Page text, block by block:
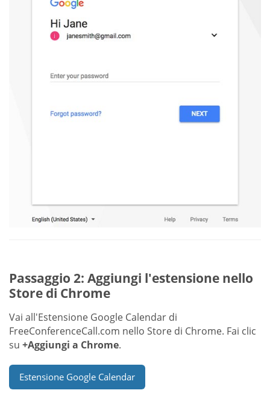
Passaggio 2: Aggiungi l'estensione nello
Store di Chrome
Vai all'Estensione Google Calendar di
FreeConferenceCall.com nello Store di Chrome. Fai clic
su +Aggiungi a Chrome.
Estensione Google Calendar